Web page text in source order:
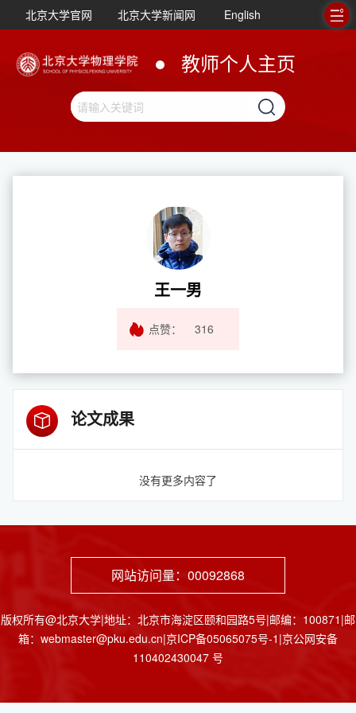
北京大学官网 北京大学新闻网 English
教师个人主页
王一男
点赞： 316
论文成果
没有更多内容了
网站访问量： 00092868
版权所有@北京大学|地址：北京市海淀区颐和园路5号|邮编：100871|邮
箱：webmaster@pku.edu.cn|京ICP备05065075号-1|京公网安备
110402430047 号